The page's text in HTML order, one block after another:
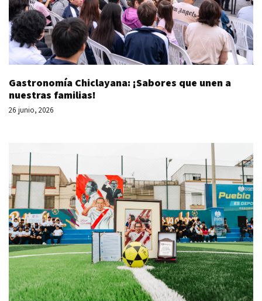
Gastronomía Chiclayana: ¡Sabores que unen a
nuestras familias!
26 junio, 2026